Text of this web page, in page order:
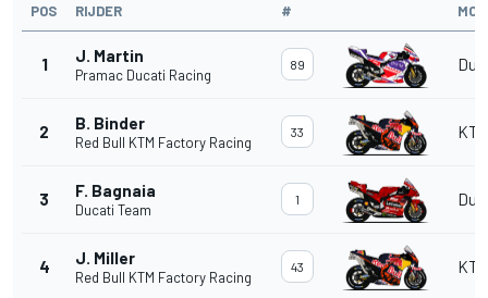
POS RIJDER #
1 J. Martin
Pramac Ducati Racing
89
2 B. Binder
Red Bull KTM Factory Racing
33
3 F. Bagnaia
Ducati Team
1
4 J. Miller
Red Bull KTM Factory Racing
43